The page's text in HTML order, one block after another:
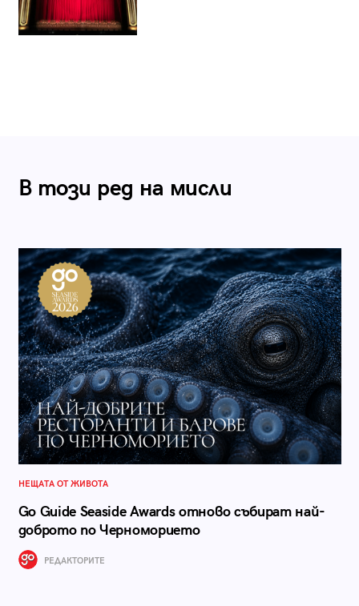
В този ред на мисли
НЕЩАТА ОТ ЖИВОТА
Go Guide Seaside Awards отново събират най-
доброто по Черноморието
РЕДАКТОРИТЕ